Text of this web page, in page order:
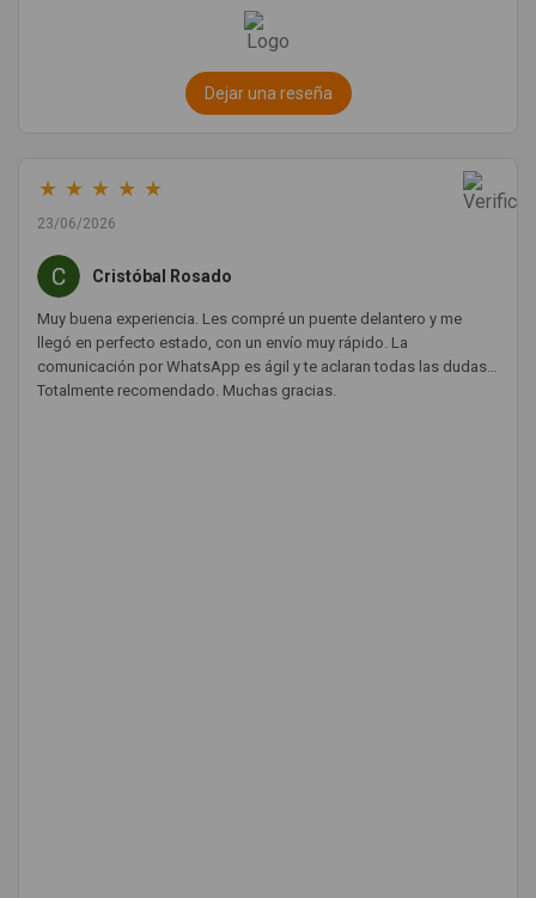
Dejar una reseña
★ ★ ★ ★ ★
23/06/2026
Cristóbal Rosado
Muy buena experiencia. Les compré un puente delantero y me
llegó en perfecto estado, con un envío muy rápido. La
comunicación por WhatsApp es ágil y te aclaran todas las dudas.
Totalmente recomendado. Muchas gracias.